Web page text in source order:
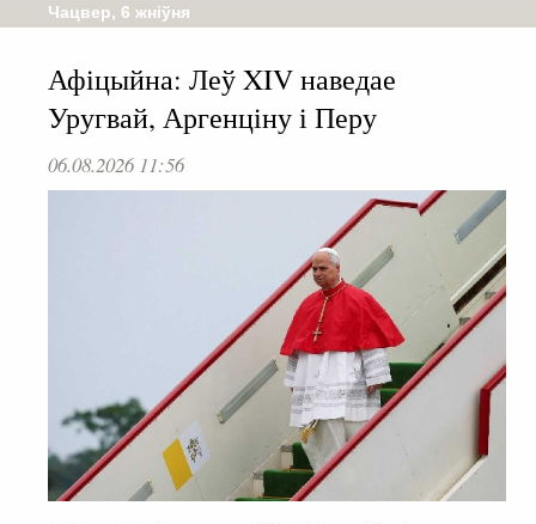
Чацвер, 6 жніўня
Афіцыйна: Леў XIV наведае
Уругвай, Аргенціну і Перу
06.08.2026 11:56